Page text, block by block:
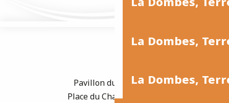
La Dombes,
La Dombes,
Pavillon du Tourisme
Place du Champ de Foire